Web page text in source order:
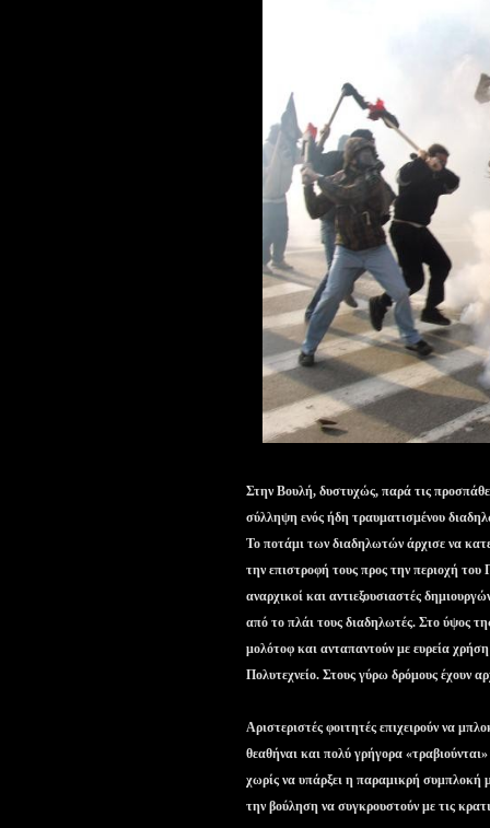
Στην Βουλή, δυστυχώς, παρά τις
σύλληψη ενός ήδη τραυματισμένου
Το ποτάμι των διαδηλωτών άρχισε να
την επιστροφή τους προς την περιοχή
αναρχικοί και αντιεξουσιαστές
από το πλάι τους διαδηλωτές. Στο ύψος
μολότοφ και ανταπαντούν με ευρεία
Πολυτεχνείο. Στους γύρω δρόμους έχουν
Αριστεριστές φοιτητές επιχειρούν να
θεαθήναι και πολύ γρήγορα
χωρίς να υπάρξει η παραμικρή συμπλοκή
την βούληση να συγκρουστούν με τις